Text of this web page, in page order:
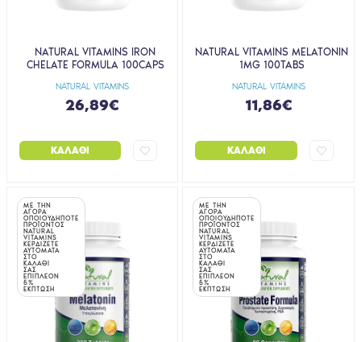
NATURAL VITAMINS
NATURAL VITAMINS IRON
CHELATE FORMULA 100CAPS
26,89€
ΚΑΛΆΘΙ
NATURAL VITAMINS
NATURAL VITAMINS MELATONIN
1MG 100TABS
11,86€
ΚΑΛΆΘΙ
ΜΕ ΤΗΝ
ΑΓΟΡΑ
ΟΠΟΙΟΥΔΗΠΟΤΕ
ΠΡΟΪΟΝΤΟΣ
NATURAL
VITAMINS
ΚΕΡΔΙΖΕΤΕ
ΑΥΤΟΜΑΤΑ
ΣΤΟ
ΚΑΛΑΘΙ
ΣΑΣ
ΕΠΙΠΛΕΟΝ
5%
ΕΚΠΤΩΣΗ
ΜΕ ΤΗΝ
ΑΓΟΡΑ
ΟΠΟΙΟΥΔΗΠΟΤΕ
ΠΡΟΪΟΝΤΟΣ
NATURAL
VITAMINS
ΚΕΡΔΙΖΕΤΕ
ΑΥΤΟΜΑΤΑ
ΣΤΟ
ΚΑΛΑΘΙ
ΣΑΣ
ΕΠΙΠΛΕΟΝ
5%
ΕΚΠΤΩΣΗ